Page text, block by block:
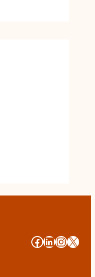
# # # #